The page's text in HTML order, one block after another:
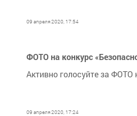
09 апреля 2020, 17:54
ФОТО на конкурс
Активно голосуйте за ФОТО
09 апреля 2020, 17:24